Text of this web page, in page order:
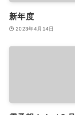
新年度
2023年4月14日